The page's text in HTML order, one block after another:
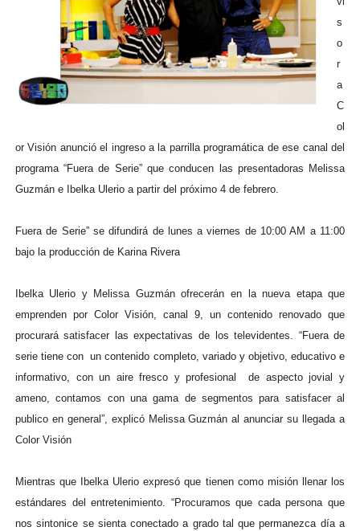
s
o
r
a
C
ol
or Visión anunció el ingreso a la parrilla programática de ese canal del
programa “Fuera de Serie” que conducen las presentadoras Melissa
Guzmán e Ibelka Ulerio a partir del próximo 4 de febrero.
Fuera de Serie” se difundirá de lunes a viernes de 10:00 AM a 11:00
bajo la producción de Karina Rivera
Ibelka Ulerio y Melissa Guzmán ofrecerán en la nueva etapa que
emprenden por Color Visión, canal 9, un contenido renovado que
procurará satisfacer las expectativas de los televidentes. “Fuera de
serie tiene con un contenido completo, variado y objetivo, educativo e
informativo, con un aire fresco y profesional de aspecto jovial y
ameno, contamos con una gama de segmentos para satisfacer al
publico en general”, explicó Melissa Guzmán al anunciar su llegada a
Color Visión
Mientras que Ibelka Ulerio expresó que tienen como misión llenar los
estándares del entretenimiento. “Procuramos que cada persona que
nos sintonice se sienta conectado a grado tal que permanezca día a